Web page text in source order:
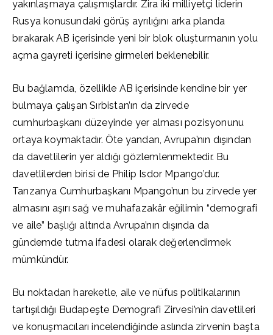
yakınlaşmaya çalışmışlardır. Zira iki milliyetçi liderin
Rusya konusundaki görüş ayrılığını arka planda
bırakarak AB içerisinde yeni bir blok oluşturmanın yolu
açma gayreti içerisine girmeleri beklenebilir.
Bu bağlamda, özellikle AB içerisinde kendine bir yer
bulmaya çalışan Sırbistan’ın da zirvede
cumhurbaşkanı düzeyinde yer alması pozisyonunu
ortaya koymaktadır. Öte yandan, Avrupa’nın dışından
da davetlilerin yer aldığı gözlemlenmektedir. Bu
davetlilerden birisi de Philip Isdor Mpango’dur.
Tanzanya Cumhurbaşkanı Mpango’nun bu zirvede yer
almasını aşırı sağ ve muhafazakâr eğilimin “demografi
ve aile” başlığı altında Avrupa’nın dışında da
gündemde tutma ifadesi olarak değerlendirmek
mümkündür.
Bu noktadan hareketle, aile ve nüfus politikalarının
tartışıldığı Budapeşte Demografi Zirvesi’nin davetlileri
ve konuşmacıları incelendiğinde aslında zirvenin başta